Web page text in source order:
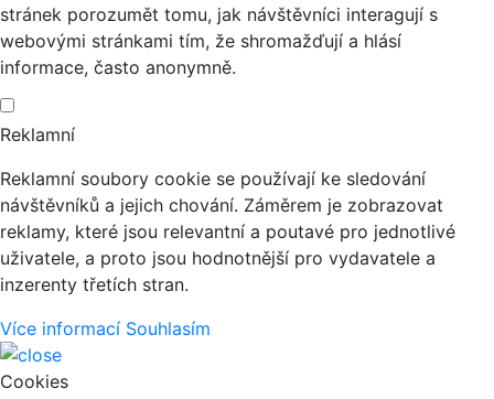
stránek porozumět tomu, jak návštěvníci interagují s
webovými stránkami tím, že shromažďují a hlásí
informace, často anonymně.
Reklamní
Reklamní soubory cookie se používají ke sledování
návštěvníků a jejich chování. Záměrem je zobrazovat
reklamy, které jsou relevantní a poutavé pro jednotlivé
uživatele, a proto jsou hodnotnější pro vydavatele a
inzerenty třetích stran.
Více informací Souhlasím
Cookies